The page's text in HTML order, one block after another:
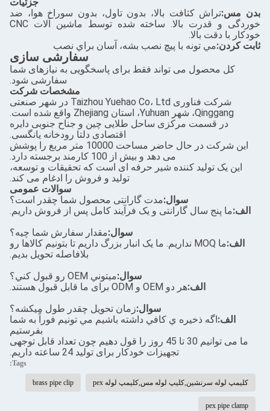
بدن مس:تراش کثافت بالا، بدون تاول، بدون سوراخ هوا، ضد
خوردگی و قدرت بالا. ساخته شده توسط ماشین آلات CNC
خودکار با دقت بالا.
ثابت کردن:مي تونه با پیچ نصب بشه، آسان براي نصب
سفارشی سازی
کل محصول می تواند فقط برای پاسخگویی به نیازهای شما
سفارشی شود.
مشخصات شرکت
شرکت فناوری Taizhou Yuehao Co، Ltd در شهر صنعتی
Qinggang، شهر Yuhuan، استان Zhejiang واقع شده است.
در قسمت مرکزی ساحل طلایی چین و جناح جنوبی دایره
اقتصادی دلتا رودخانه یانگسی.
این شرکت در حال حاضر مساحت 10000 متر مربع را پوشش
می دهد و بیش از 100 کارمند برجسته دارد.
این یک تولید کننده شیر حرفه ای است که تحقیقات و توسعه،
تولید و فروش را ادغام می کند.
سوالات عمومی
سوال:مدت گارانتی محصول شما چقدر است؟
الف:ما پنج سال گارانتی و یک فرآیند کامل پس از فروش داریم.
سوال:مقدار سفارش شما چيه؟
الف:
ما MOQ نداریم. ما یک انبار بزرگ داریم تا بتونیم کالاها رو
بلافاصله تحویل بدیم.
سوال:ميتوني OEM رو قبول کني؟
الف:هر دو OEM و ODM برای ما قابل قبول هستند.
سوال:زمان تحویل چقدر طول میکشه؟
الف:اگه ذخيره ي کافي داشته باشيم مي تونيم فوراً به شما
بفرستيم
ما می توانیم 30 تا 45 روز را قول دهیم چون تعداد قابل توجهی
تجهیزات خودکار برای تولید 24 ساعته داریم.
Tags:
کلیمپ لوله سرنشین,کلیپ لوله مس,کلیمپ لوله pex brass pipe clip
pex pipe clamp